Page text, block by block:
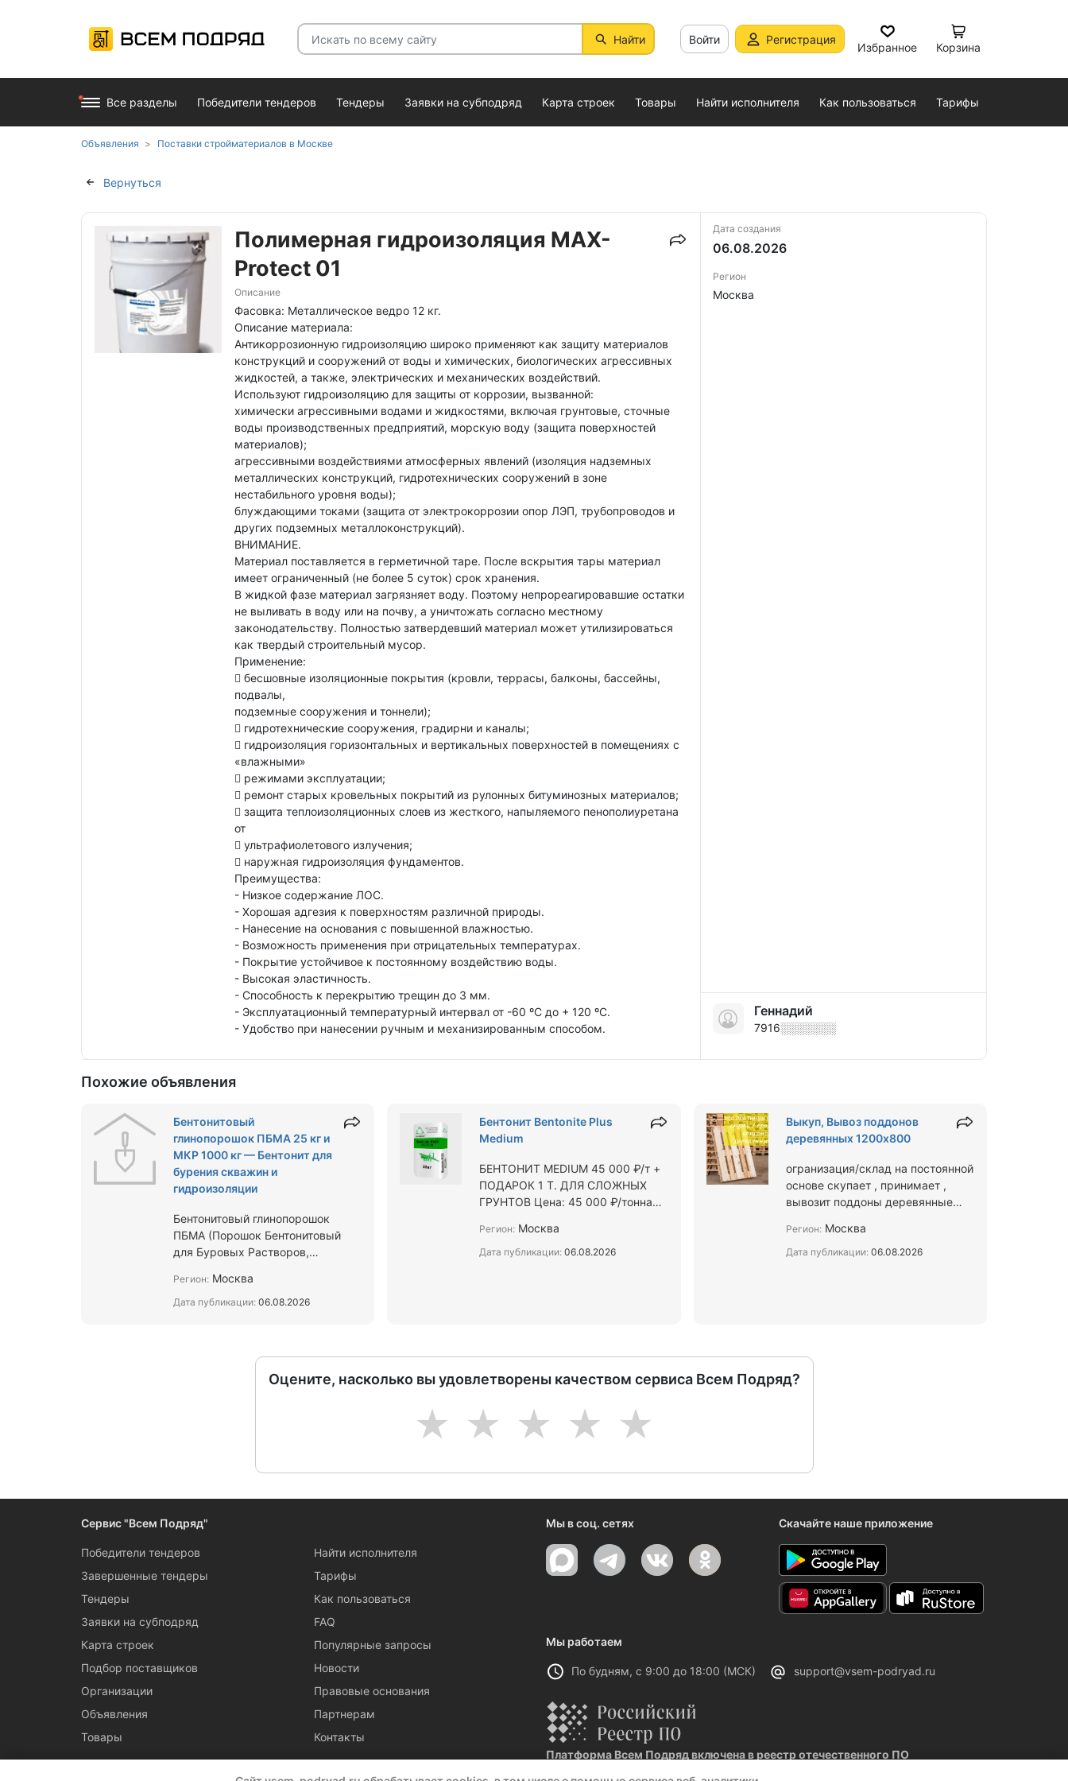
Найти Войти Регистрация
Избранное Корзина
Все разделы Победители тендеров Тендеры Заявки на субподряд Карта строек Товары Найти исполнителя Как пользоваться Тарифы
Объявления Поставки стройматериалов в Москве
Вернуться
Полимерная гидроизоляция MAX-
Protect 01
Описание
Фасовка: Металлическое ведро 12 кг.
Описание материала:
Антикоррозионную гидроизоляцию широко применяют как защиту материалов
конструкций и сооружений от воды и химических, биологических агрессивных
жидкостей, а также, электрических и механических воздействий.
Используют гидроизоляцию для защиты от коррозии, вызванной:
химически агрессивными водами и жидкостями, включая грунтовые, сточные
воды производственных предприятий, морскую воду (защита поверхностей
материалов);
агрессивными воздействиями атмосферных явлений (изоляция надземных
металлических конструкций, гидротехнических сооружений в зоне
нестабильного уровня воды);
блуждающими токами (защита от электрокоррозии опор ЛЭП, трубопроводов и
других подземных металлоконструкций).
ВНИМАНИЕ.
Материал поставляется в герметичной таре. После вскрытия тары материал
имеет ограниченный (не более 5 суток) срок хранения.
В жидкой фазе материал загрязняет воду. Поэтому непрореагировавшие остатки
не выливать в воду или на почву, а уничтожать согласно местному
законодательству. Полностью затвердевший материал может утилизироваться
как твердый строительный мусор.
Применение:
 бесшовные изоляционные покрытия (кровли, террасы, балконы, бассейны,
подвалы,
подземные сооружения и тоннели);
 гидротехнические сооружения, градирни и каналы;
 гидроизоляция горизонтальных и вертикальных поверхностей в помещениях с
«влажными»
 режимами эксплуатации;
 ремонт старых кровельных покрытий из рулонных битуминозных материалов;
 защита теплоизоляционных слоев из жесткого, напыляемого пенополиуретана
от
 ультрафиолетового излучения;
 наружная гидроизоляция фундаментов.
Преимущества:
- Низкое содержание ЛОС.
- Хорошая адгезия к поверхностям различной природы.
- Нанесение на основания с повышенной влажностью.
- Возможность применения при отрицательных температурах.
- Покрытие устойчивое к постоянному воздействию воды.
- Высокая эластичность.
- Способность к перекрытию трещин до 3 мм.
- Эксплуатационный температурный интервал от -60 ºС до + 120 ºС.
- Удобство при нанесении ручным и механизированным способом.
Дата создания
06.08.2026
Регион
Москва
Геннадий
7916░░░░░░░
Похожие объявления
Бентонитовый
глинопорошок ПБМА 25 кг и
МКР 1000 кг — Бентонит для
бурения скважин и
гидроизоляции
Бентонитовый глинопорошок
ПБМА (Порошок Бентонитовый
для Буровых Растворов,
высокоэффективный бентонит
для бурения скважин всех типов,
Регион: Москва
Дата публикации: 06.08.2026
Бентонит Bentonite Plus
Medium
БЕНТОНИТ MEDIUM 45 000 ₽/т +
ПОДАРОК 1 Т. ДЛЯ СЛОЖНЫХ
ГРУНТОВ Цена: 45 000 ₽/тонна
Всегда в наличии. Отгрузка день
в …
Регион: Москва
Дата публикации: 06.08.2026
Выкуп, Вывоз поддонов
деревянных 1200х800
огранизация/склад на постоянной
основе скупает , принимает ,
вывозит поддоны деревянные
облегчённый 1500 кг 2500 кг
усло…
Регион:Москва
Дата публикации:06.08.2026
Оцените, насколько вы удовлетворены качеством сервиса Всем Подряд?
5
4
3
2
1
Сервис "Всем Подряд"
Победители тендеров
Завершенные тендеры
Тендеры
Заявки на субподряд
Карта строек
Подбор поставщиков
Организации
Объявления
Товары
Найти исполнителя
Тарифы
Как пользоваться
FAQ
Популярные запросы
Новости
Правовые основания
Партнерам
Контакты
Мы в соц. сетях Скачайте наше приложение
Мы работаем
По будням, с 9:00 до 18:00 (МСК) support@vsem-podryad.ru
Платформа Всем Подряд включена в реестр отечественного ПО